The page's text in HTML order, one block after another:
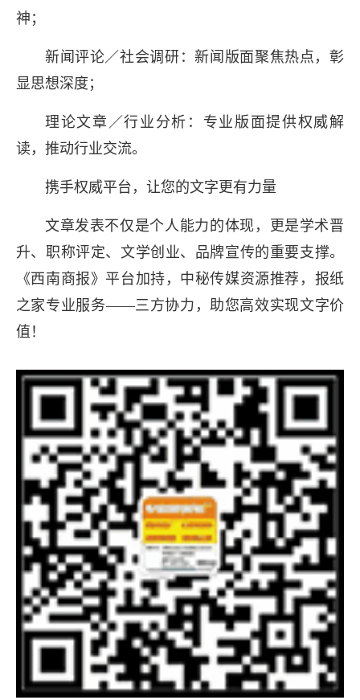
神；
新闻评论／社会调研：新闻版面聚焦热点，彰
显思想深度；
理论文章／行业分析：专业版面提供权威解
读，推动行业交流。
携手权威平台，让您的文字更有力量
文章发表不仅是个人能力的体现，更是学术晋
升、职称评定、文学创业、品牌宣传的重要支撑。
《西南商报》平台加持，中秘传媒资源推荐，报纸
之家专业服务——三方协力，助您高效实现文字价
值！